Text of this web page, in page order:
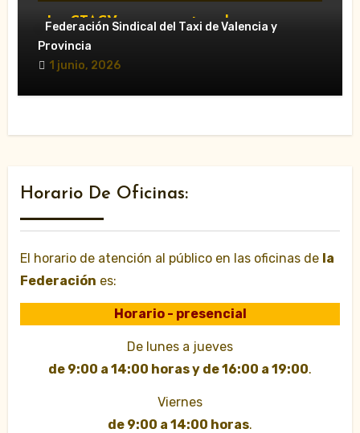
«La CTACV carga contra el nuevo
Decreto Ley y acusa al Consell de
Federación Sindical del Taxi de Valencia y
Provincia
1 junio, 2026
Horario De Oficinas:
El horario de atención al público en las oficinas de la
Federación es:
Horario - presencial
De lunes a jueves
de 9:00 a 14:00 horas y de 16:00 a 19:00.
Viernes
de 9:00 a 14:00 horas.